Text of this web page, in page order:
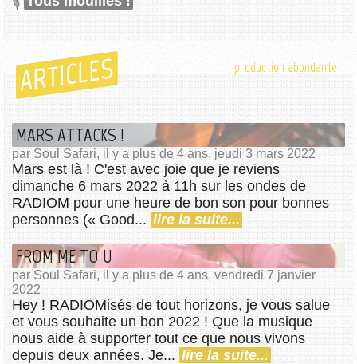
ARTICLES production abondante
MARS ATTACKS !
par Soul Safari, il y a plus de 4 ans, jeudi 3 mars 2022
Mars est là ! C'est avec joie que je reviens
dimanche 6 mars 2022 à 11h sur les ondes de
RADIOM pour une heure de bon son pour bonnes
personnes (« Good... lire la suite...
FROM ME TO U
par Soul Safari, il y a plus de 4 ans, vendredi 7 janvier
2022
Hey ! RADIOMisés de tout horizons, je vous salue
et vous souhaite un bon 2022 ! Que la musique
nous aide à supporter tout ce que nous vivons
depuis deux années. Je... lire la suite...